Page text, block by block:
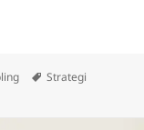
Tag
Strategi